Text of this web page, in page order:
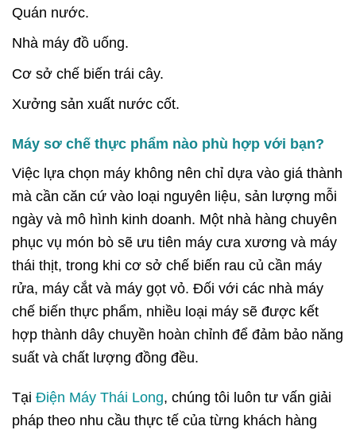
Quán nước.
Nhà máy đồ uống.
Cơ sở chế biến trái cây.
Xưởng sản xuất nước cốt.
Máy sơ chế thực phẩm nào phù hợp với bạn?
Việc lựa chọn máy không nên chỉ dựa vào giá thành
mà cần căn cứ vào loại nguyên liệu, sản lượng mỗi
ngày và mô hình kinh doanh. Một nhà hàng chuyên
phục vụ món bò sẽ ưu tiên máy cưa xương và máy
thái thịt, trong khi cơ sở chế biến rau củ cần máy
rửa, máy cắt và máy gọt vỏ. Đối với các nhà máy
chế biến thực phẩm, nhiều loại máy sẽ được kết
hợp thành dây chuyền hoàn chỉnh để đảm bảo năng
suất và chất lượng đồng đều.
Tại Điện Máy Thái Long, chúng tôi luôn tư vấn giải
pháp theo nhu cầu thực tế của từng khách hàng